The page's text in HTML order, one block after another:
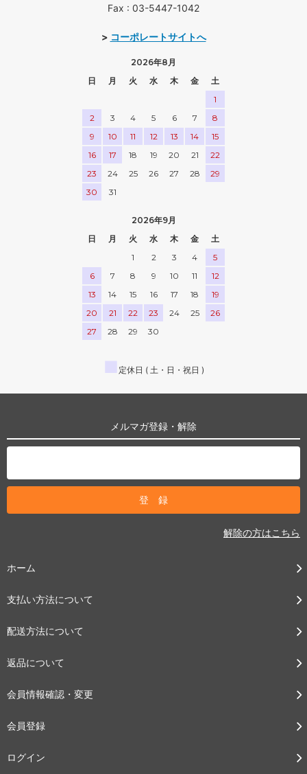
Fax : 03-5447-1042
> コーポレートサイトへ
2026年8月
日
月 火 水 木 金
土
1
2
3 4 5 6 7
8
9
10 11 12 13 14
15
16
17 18 19 20 21
22
23
24 25 26 27 28
29
30
31
2026年9月
日
月 火 水 木 金
土
1
2 3 4
5
6
7 8 9 10 11
12
13
14 15 16 17 18
19
20
21 22 23 24 25
26
27
28 29 30
■ 定休日 ( 土・日・祝日 )
メルマガ登録・解除
解除の方はこちら
ホーム
支払い方法について
配送方法について
返品について
会員情報確認・変更
会員登録
ログイン